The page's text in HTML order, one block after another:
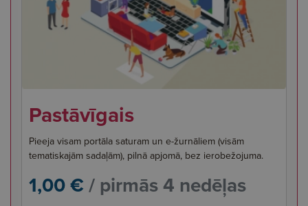
Pastāvīgais
Pieeja visam portāla saturam un e-žurnāliem (visām
tematiskajām sadaļām), pilnā apjomā, bez ierobežojuma.
1,00 € / pirmās 4 nedēļas